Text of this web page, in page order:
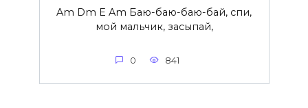
Am Dm E Am Баю-баю-баю-бай, спи,
мой мальчик, засыпай,
0 841